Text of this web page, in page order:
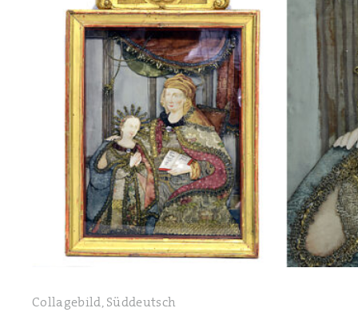
Collagebild, Süddeutsch